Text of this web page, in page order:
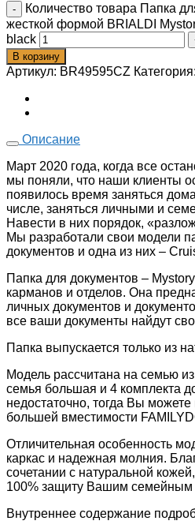
Количество товара Папка
жесткой формой BRIALDI
black
В корзину
Артикул: BR49595CZ Категория:
Описание
Март 2020 года, когда все
мы поняли, что наши клиенты
появилось время заняться
числе, заняться личными и
Навести в них порядок,
Мы разработали свои модели
документов и одна из них –
Папка для документов –
карманов и отделов. Она
личных документов и
все ваши документы найдут
Папка выпускается только из
Модель рассчитана на семью
семья большая и 4 комплекта
недостаточно, тогда Вы
большей вместимости
Отличительная особенность
каркас и надежная молния.
сочетании с натуральной
100% защиту Вашим семейным
Внутреннее содержание